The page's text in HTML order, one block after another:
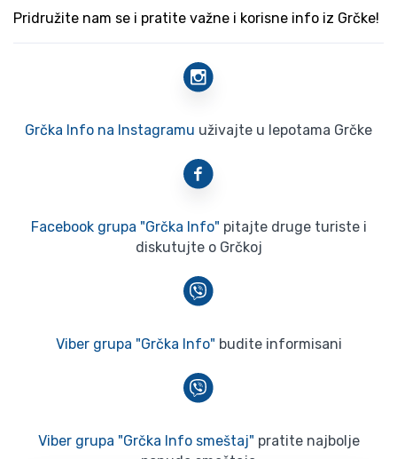
Pridružite nam se i pratite važne i korisne info iz Grčke!
Grčka Info na Instagramu uživajte u lepotama Grčke
Facebook grupa "Grčka Info" pitajte druge turiste i
diskutujte o Grčkoj
Viber grupa "Grčka Info" budite informisani
Viber grupa "Grčka Info smeštaj" pratite najbolje